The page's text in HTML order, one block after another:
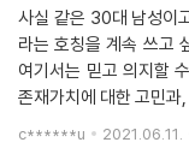
[TIP] 사회초년생은 연
29 고소득자는 연금저
필독! 55세까지 월 58
고소득 직장인은 IRP에
노후를 위한 장기투자,
사실 같은 30대 남성이
라는 호칭을 계속 쓰고 싶다 형이라는 의미는 사실 사람마다
여기서는 믿고 의지할 수 있는
존재가치에 대한 고민과
c******u 2021.06.11.